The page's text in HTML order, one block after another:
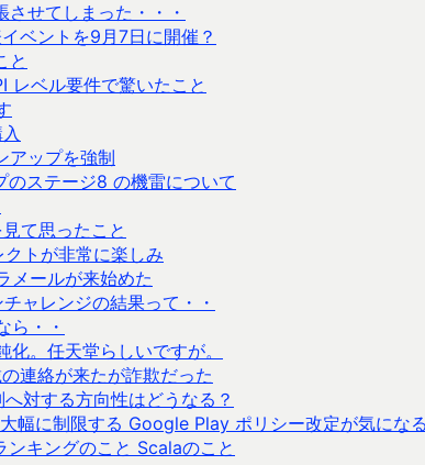
せてしまった・・・
ベントを9月7日に開催？
と
レベル要件で驚いたこと
アップを強制
ステージ8 の機雷について
て思ったこと
トが非常に楽しみ
メールが来始めた
ャレンジの結果って・・
ら・・
。任天堂らしいですが。
連絡が来たが詐欺だった
対する方向性はどうなる？
幅に制限する Google Play ポリシー改定が気になる
ンキングのこと Scalaのこと